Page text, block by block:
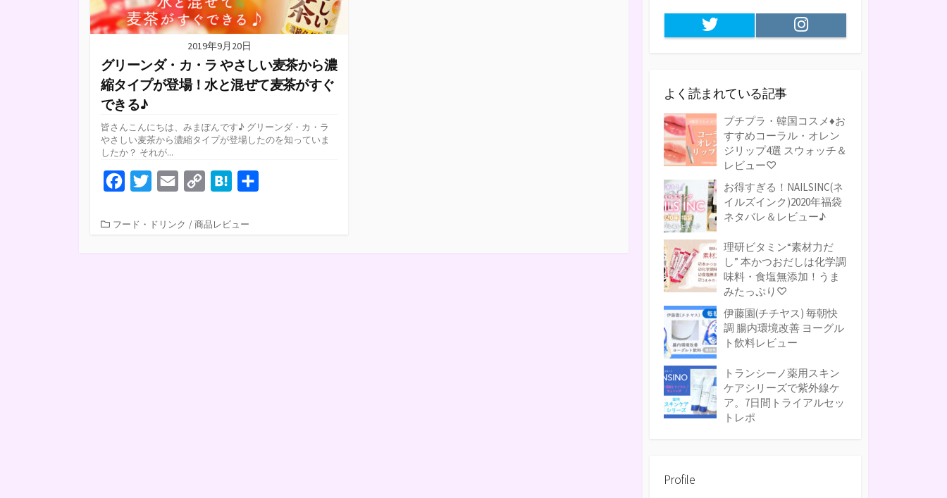
2019年9月20日
グリーンダ・カ・ラ やさしい麦茶から濃
縮タイプが登場！水と混ぜて麦茶がすぐ
できる♪
皆さんこんにちは、みまぽんです♪ グリーンダ・カ・ラ
やさしい麦茶から濃縮タイプが登場したのを知っていま
したか？ それが...
c
i
a
p
t
カフード・ドリンク / 商品レビュー
Twitter Instagram
よく読まれている記事
プチプラ・韓国コスメ♦お
すすめコーラル・オレン
ジリップ4選 スウォッチ＆
レビュー♡
お得すぎる！NAILSINC(ネ
イルズインク)2020年福袋
ネタバレ＆レビュー♪
理研ビタミン“素材力だ
し” 本かつおだしは化学調
味料・食塩無添加！うま
みたっぷり♡
伊藤園(チチヤス) 毎朝快
調 腸内環境改善 ヨーグル
ト飲料レビュー
トランシーノ薬用スキン
ケアシリーズで紫外線ケ
ア。7日間トライアルセッ
トレポ
Profile